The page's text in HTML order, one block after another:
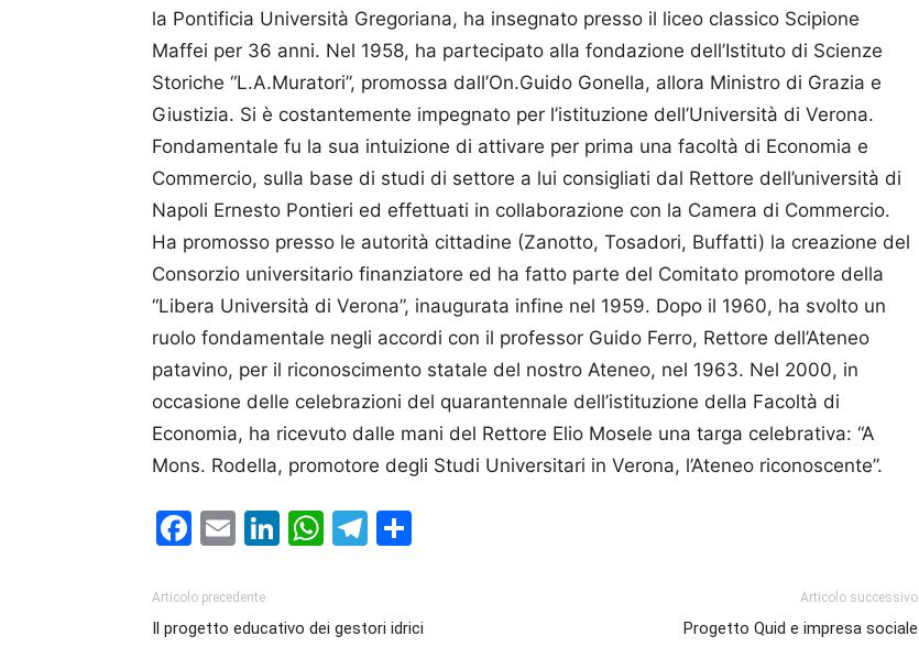
la Pontificia Università Gregoriana, ha insegnato presso il liceo classico Scipione
Maffei per 36 anni. Nel 1958, ha partecipato alla fondazione dell’Istituto di Scienze
Storiche “L.A.Muratori”, promossa dall’On.Guido Gonella, allora Ministro di Grazia e
Giustizia. Si è costantemente impegnato per l’istituzione dell’Università di Verona.
Fondamentale fu la sua intuizione di attivare per prima una facoltà di Economia e
Commercio, sulla base di studi di settore a lui consigliati dal Rettore dell’università di
Napoli Ernesto Pontieri ed effettuati in collaborazione con la Camera di Commercio.
Ha promosso presso le autorità cittadine (Zanotto, Tosadori, Buffatti) la creazione del
Consorzio universitario finanziatore ed ha fatto parte del Comitato promotore della
“Libera Università di Verona”, inaugurata infine nel 1959. Dopo il 1960, ha svolto un
ruolo fondamentale negli accordi con il professor Guido Ferro, Rettore dell’Ateneo
patavino, per il riconoscimento statale del nostro Ateneo, nel 1963. Nel 2000, in
occasione delle celebrazioni del quarantennale dell’istituzione della Facoltà di
Economia, ha ricevuto dalle mani del Rettore Elio Mosele una targa celebrativa: “A
Mons. Rodella, promotore degli Studi Universitari in Verona, l’Ateneo riconoscente”.
Facebook
EmailLinkedIn
WhatsApp
Telegram
Articolo precedente
Il progetto educativo dei gestori idrici
Articolo successivo
Progetto Quid e impresa sociale